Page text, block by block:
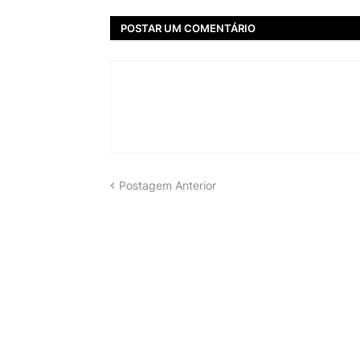
POSTAR UM COMENTÁRIO
Postagem Anterior